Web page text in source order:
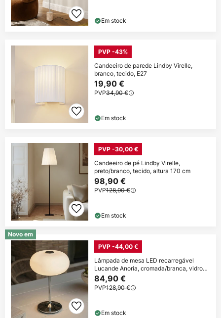
Em stock
PVP -43%
Candeeiro de parede Lindby Virelle,
branco, tecido, E27
19,90 €
PVP34,90 €
Em stock
PVP -30,00 €
Candeeiro de pé Lindby Virelle,
preto/branco, tecido, altura 170 cm
98,90 €
PVP128,90 €
Em stock
Novo em
PVP -44,00 €
Lâmpada de mesa LED recarregável
Lucande Anoria, cromada/branca, vidro
IP44 USB
84,90 €
PVP128,90 €
Em stock